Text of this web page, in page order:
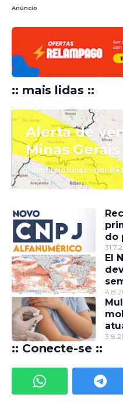
Anúncio
:: mais lidas ::
Alerta de
Minas Gerais
Piumhi Notícias - por
do
El
:: Conecte-se ::